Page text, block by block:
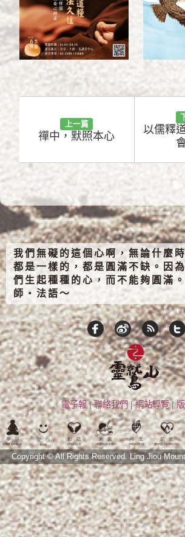
上一篇
禪中，默照本心
以儒釋
我們無礙的這個心啊，無論什麼
都是一樣的，都是圓滿不缺。因
們生起種種的心，而不能夠圓滿
師‧法語～
電子報|聯絡我們|網站導覽|
Copyright © All Rights Reserved. Ling Jiou